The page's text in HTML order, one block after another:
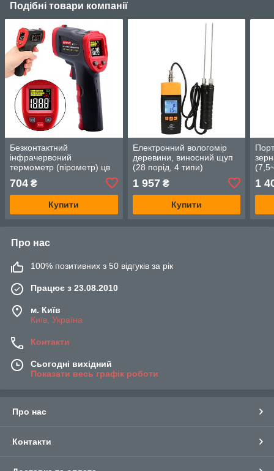
Подібні товари компанії
Безконтактний
інфрачервоний
термометр (пірометр) цв
дисплей, -50-400°C, 12:1,
EMS=0,1-1 WINTACT
WT327A
704 ₴
Купити
Електронний вологомір
деревини, виносний щуп
(28 порід, 4 типи)
1 957₴
Купити
1
Про нас
100% позитивних з 50 відгуків за рік
Працює з 23.08.2010
м. Київ
Київ, Україна
Контакти
Сьогодні вихідний
Показати весь графік роботи
Про нас
Контакти